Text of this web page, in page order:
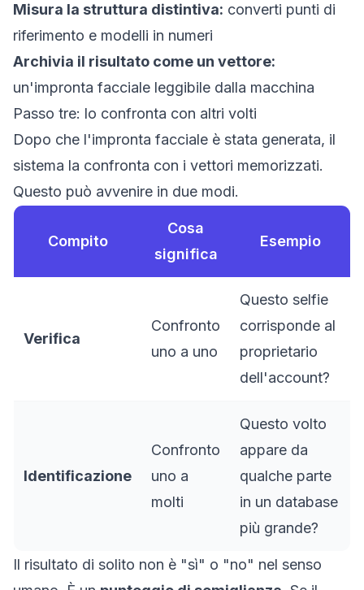
Misura la struttura distintiva: converti punti di
riferimento e modelli in numeri
Archivia il risultato come un vettore:
un'impronta facciale leggibile dalla macchina
Passo tre: lo confronta con altri volti
Dopo che l'impronta facciale è stata generata, il
sistema la confronta con i vettori memorizzati.
Questo può avvenire in due modi.
Compito
Cosa
significa
Esempio
Verifica
Confronto
uno a uno
Questo selfie
corrisponde al
proprietario
dell'account?
Identificazione
Confronto
uno a
molti
Questo volto
appare da
qualche parte
in un database
più grande?
Il risultato di solito non è "sì" o "no" nel senso